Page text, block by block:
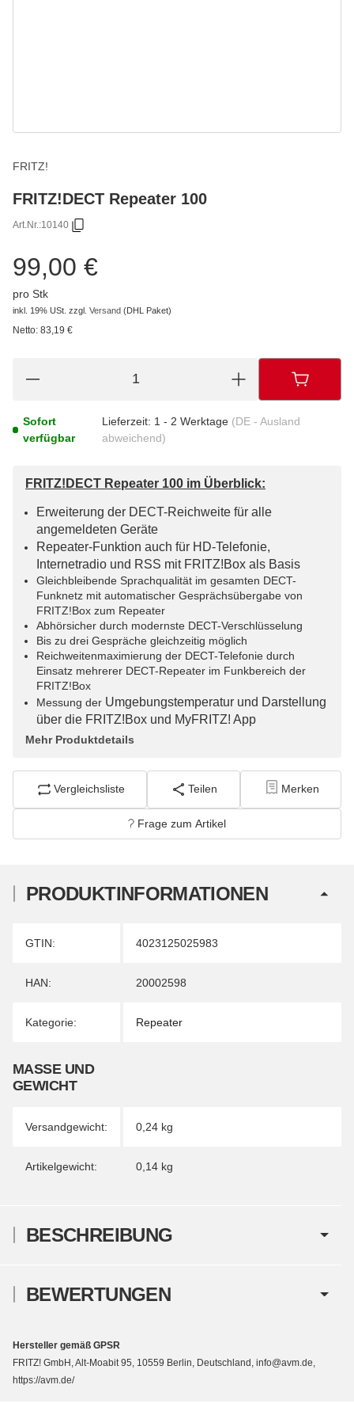
FRITZ!
FRITZ!DECT Repeater 100
Art.Nr.:10140
99,00 €
pro Stk
inkl. 19% USt. zzgl. Versand (DHL Paket)
Netto: 83,19 €
Sofort
verfügbar
Lieferzeit: 1 - 2 Werktage (DE - Ausland
abweichend)
FRITZ!DECT Repeater 100 im Überblick:
Erweiterung der DECT-Reichweite für alle
angemeldeten Geräte
Repeater-Funktion auch für HD-Telefonie,
Internetradio und RSS mit FRITZ!Box als Basis
Gleichbleibende Sprachqualität im gesamten DECT-
Funknetz mit automatischer Gesprächsübergabe von
FRITZ!Box zum Repeater
Abhörsicher durch modernste DECT-Verschlüsselung
Bis zu drei Gespräche gleichzeitig möglich
Reichweitenmaximierung der DECT-Telefonie durch
Einsatz mehrerer DECT-Repeater im Funkbereich der
FRITZ!Box
Messung der Umgebungstemperatur und Darstellung
über die FRITZ!Box und MyFRITZ! App
Mehr Produktdetails
Vergleichsliste Teilen Merken
Frage zum Artikel
PRODUKTINFORMATIONEN
Produkteigenschaft
Wert
GTIN: 4023125025983
HAN: 20002598
Kategorie: Repeater
MASSE UND G
EWICHT
Versandgewicht: 0,24 kg
Artikelgewicht: 0,14 kg
BESCHREIBUNG
BEWERTUNGEN
Hersteller gemäß GPSR
FRITZ! GmbH, Alt-Moabit 95, 10559 Berlin, Deutschland, info@avm.de,
https://avm.de/